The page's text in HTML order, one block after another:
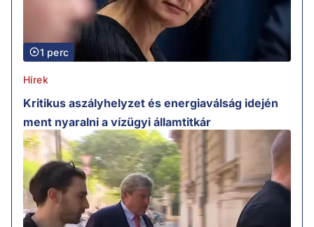
1 perc
Hírek
Kritikus aszályhelyzet és energiaválság idején
ment nyaralni a vízügyi államtitkár